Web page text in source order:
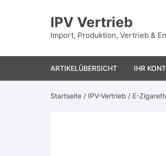
IPV Vertrieb
Import, Produktion, Vertrieb &
ARTIKELÜBERSICHT IHR
Startseite / IPV-Vertrieb / E-